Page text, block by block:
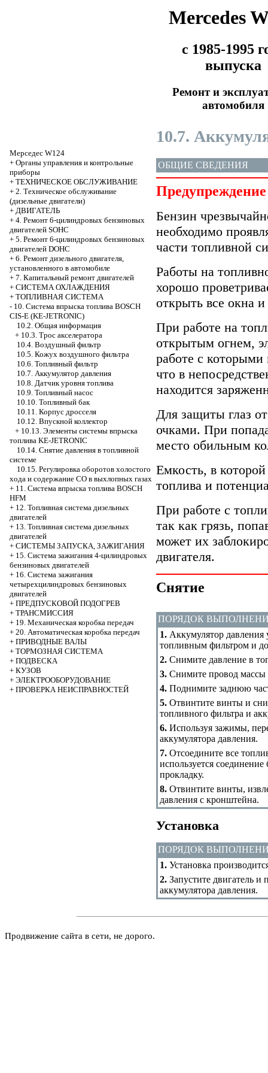
Mercedes
с 1985-1995
выпуска
Ремонт и
автомобиля
Мерседес W124
+ Органы управления и контрольные
приборы
+ ТЕХНИЧЕСКОЕ ОБСЛУЖИВАНИЕ
+ 2. Техническое обслуживание
(дизельные двигатели)
+ ДВИГАТЕЛЬ
+ 4. Ремонт 6-цилиндровых бензиновых
двигателей SOHC
+ 5. Ремонт 6-цилиндровых бензиновых
двигателей DOHC
+ 6. Ремонт дизельного двигателя,
установленного в автомобиле
+ 7. Капитальный ремонт двигателей
+ СИСТЕМА ОХЛАЖДЕНИЯ
+ ТОПЛИВНАЯ СИСТЕМА
- 10. Система впрыска топлива BOSCH
CIS-E (KE-JETRONIC)
10.2. Общая информация
+ 10.3. Трос акселератора
10.4. Воздушный фильтр
10.5. Кожух воздушного фильтра
10.6. Топливный фильтр
10.7. Аккумулятор давления
10.8. Датчик уровня топлива
10.9. Топливный насос
10.10. Топливный бак
10.11. Корпус дросселя
10.12. Впускной коллектор
+ 10.13. Элементы системы впрыска
топлива KE-JETRONIC
10.14. Снятие давления в топливной
системе
10.15. Регулировка оборотов холостого
хода и содержание СО в выхлопных газах
+ 11. Система впрыска топлива BOSCH
HFM
+ 12. Топливная система дизельных
двигателей
+ 13. Топливная система дизельных
двигателей
+ СИСТЕМЫ ЗАПУСКА, ЗАЖИГАНИЯ
+ 15. Система зажигания 4-цилиндровых
бензиновых двигателей
+ 16. Система зажигания
четырехцилиндровых бензиновых
двигателей
+ ПРЕДПУСКОВОЙ ПОДОГРЕВ
+ ТРАНСМИССИЯ
+ 19. Механическая коробка передач
+ 20. Автоматическая коробка передач
+ ПРИВОДНЫЕ ВАЛЫ
+ ТОРМОЗНАЯ СИСТЕМА
+ ПОДВЕСКА
+ КУЗОВ
+ ЭЛЕКТРООБОРУДОВАНИЕ
+ ПРОВЕРКА НЕИСПРАВНОСТЕЙ
10.7.
ОБЩИЕ СВЕДЕНИЯ
Предупреждение
Бензин
необходимо
части топливной
Работы на
хорошо
открыть все окна
При работе на
открытым огнем,
работе с которыми
что в
находится
Для защиты глаз
очками. При
место обильным
Емкость, в
топлива и
При работе с
так как грязь,
может их
двигателя.
Снятие
ПОРЯДОК
1. Аккумулятор
топливным фильтром и
2. Снимите давление в
3. Снимите провод массы
4. Поднимите заднюю
5. Отвинтите винты и
топливного фильтра и
6. Используя зажимы,
аккумулятора давления.
7. Отсоедините все
используется
прокладку.
8. Отвинтите винты,
давления с кронштейна.
Установка
ПОРЯДОК
1. Установка
2. Запустите двигатель и
аккумулятора давления.
Продвижение сайта в сети, не дорого.